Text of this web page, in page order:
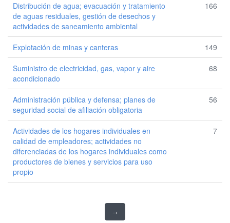
Distribución de agua; evacuación y tratamiento
de aguas residuales, gestión de desechos y
actividades de saneamiento ambiental
166
Explotación de minas y canteras 149
Suministro de electricidad, gas, vapor y aire
acondicionado
68
Administración pública y defensa; planes de
seguridad social de afiliación obligatoria
56
Actividades de los hogares individuales en
calidad de empleadores; actividades no
diferenciadas de los hogares individuales como
productores de bienes y servicios para uso
propio
7
→